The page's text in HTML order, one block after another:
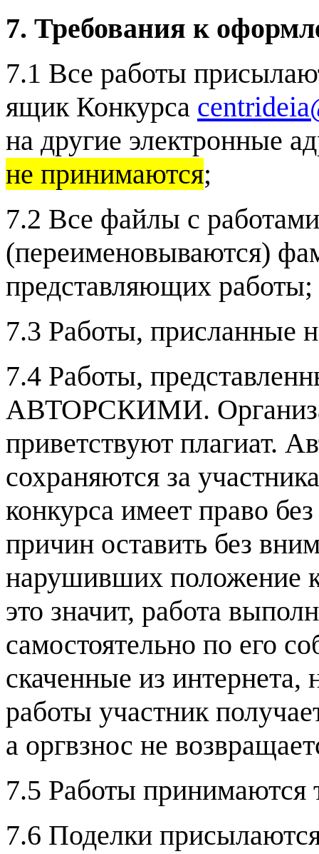
7. Требования к
7.1 Все работы
ящик Конкурса
на другие электронные
не принимаются;
7.2 Все файлы с
(переименовываются)
представляющих работы;
7.3 Работы, присланные
7.4 Работы,
АВТОРСКИМИ.
приветствуют плагиат.
сохраняются за
конкурса имеет право
причин оставить без
нарушивших положение
это значит, работа
самостоятельно по его
скаченные из интернета,
работы участник
а оргвзнос не
7.5 Работы принимаются
7.6 Поделки